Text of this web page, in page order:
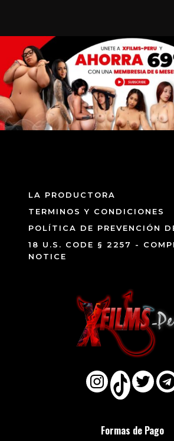
LA PRODUCTORA
TERMINOS Y CONDICIONES
POLÍTICA DE PREVENCIÓN
18 U.S. CODE § 2257 -
NOTICE
Formas de Pago